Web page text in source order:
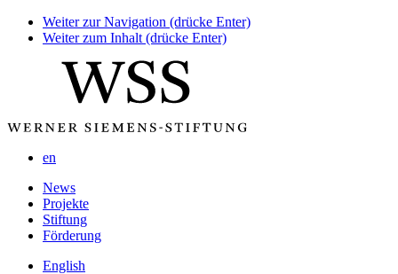
Weiter zur Navigation (drücke Enter)
Weiter zum Inhalt (drücke Enter)
en
News
Projekte
Stiftung
Förderung
English